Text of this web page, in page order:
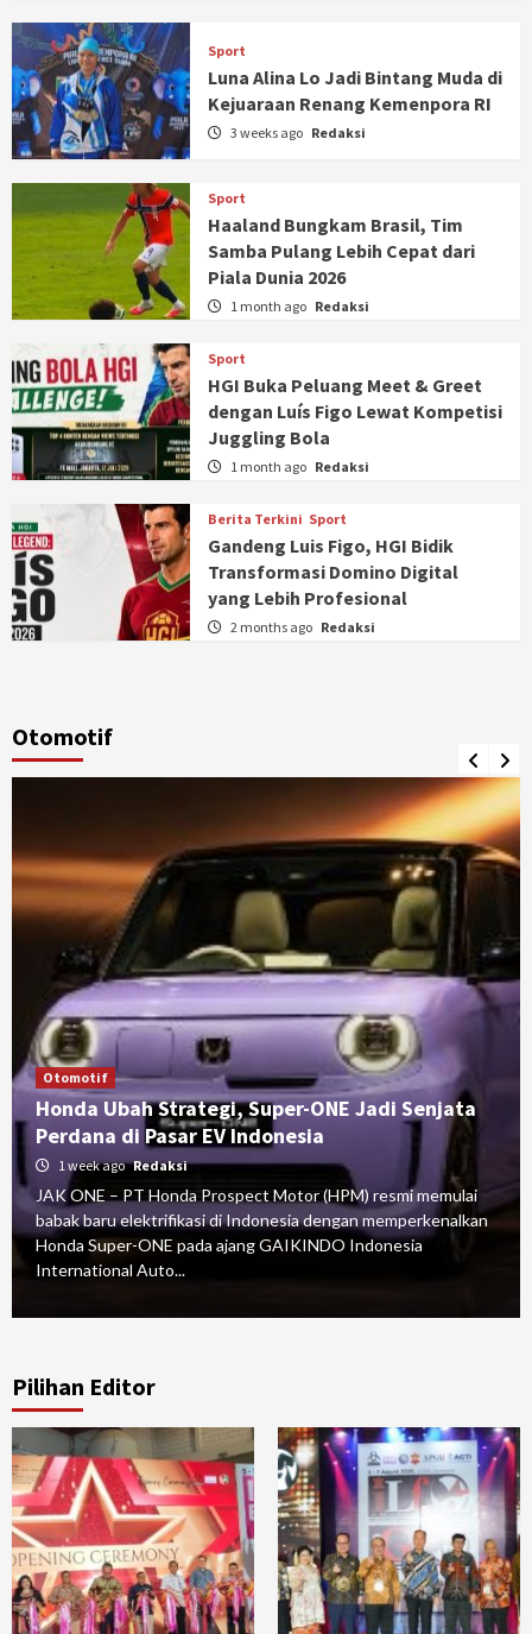
Sport
Luna Alina Lo Jadi Bintang Muda di
Kejuaraan Renang Kemenpora RI
3 weeks ago Redaksi
Sport
Haaland Bungkam Brasil, Tim
Samba Pulang Lebih Cepat dari
Piala Dunia 2026
1 month ago Redaksi
Sport
HGI Buka Peluang Meet & Greet
dengan Luís Figo Lewat Kompetisi
Juggling Bola
1 month ago Redaksi
Berita Terkini Sport
Gandeng Luis Figo, HGI Bidik
Transformasi Domino Digital
yang Lebih Profesional
2 months ago Redaksi
Otomotif
Otomotif
Honda Ubah Strategi, Super-ONE Jadi Senjata
Perdana di Pasar EV Indonesia
1 week ago Redaksi
JAK ONE – PT Honda Prospect Motor (HPM) resmi memulai
babak baru elektrifikasi di Indonesia dengan memperkenalkan
Honda Super-ONE pada ajang GAIKINDO Indonesia
International Auto...
Pilihan Editor